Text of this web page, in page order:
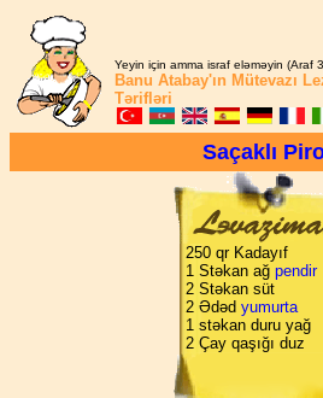
Yeyin için amma israf eləməyin (Araf
Banu Atabay'ın Mütevazı
Tərifləri
Saçaklı
250 qr Kadayıf
1 Stəkan ağ pendir
2 Stəkan süt
2 Ədəd yumurta
1 stəkan duru yağ
2 Çay qaşığı duz